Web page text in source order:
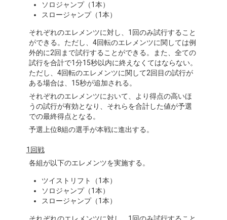
ソロジャンプ（1本）
スロージャンプ（1本）
それぞれのエレメンツに対し、1回のみ試行すること
ができる。ただし、4回転のエレメンツに関しては例
外的に2回まで試行することができる。また、全ての
試行を合計で1分15秒以内に終えなくてはならない。
ただし、4回転のエレメンツに関して2回目の試行が
ある場合は、15秒が追加される。
それぞれのエレメンツにおいて、より得点の高いほ
うの試行が有効となり、それらを合計した値が予選
での最終得点となる。
予選上位8組の選手が本戦に進出する。
1回戦
各組が以下のエレメンツを実施する。
ツイストリフト（1本）
ソロジャンプ（1本）
スロージャンプ（1本）